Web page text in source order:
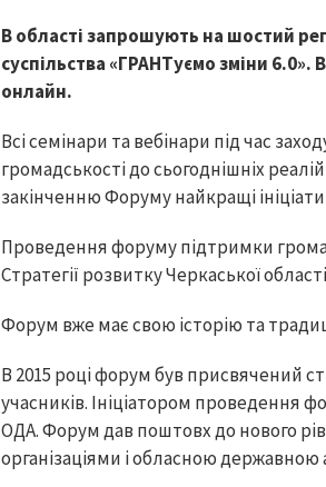
В області запрошують на шостий
суспільства «ГРАНТуємо зміни 6.0».
онлайн.
Всі семінари та вебінари під час
громадськості до сьогоднішніх
закінченню Форуму найкращі
Проведення форуму підтримки
Стратегії розвитку Черкаської
Форум вже має свою історію та
В 2015 році форум був присвячений
учасників. Ініціатором проведення
ОДА. Форум дав поштовх до нового
організаціями і обласною державною